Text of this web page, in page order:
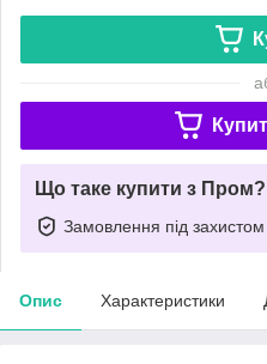
Що таке купити з Пром?
Замовлення під захистом
Опис Характеристики